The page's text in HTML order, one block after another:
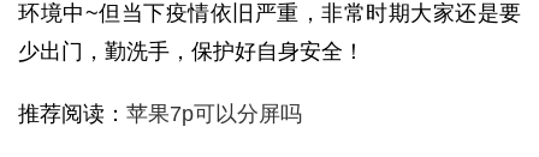
环境中~但当下疫情依旧严重，非常时期大家还是要
少出门，勤洗手，保护好自身安全！
推荐阅读： 苹果7p可以分屏吗